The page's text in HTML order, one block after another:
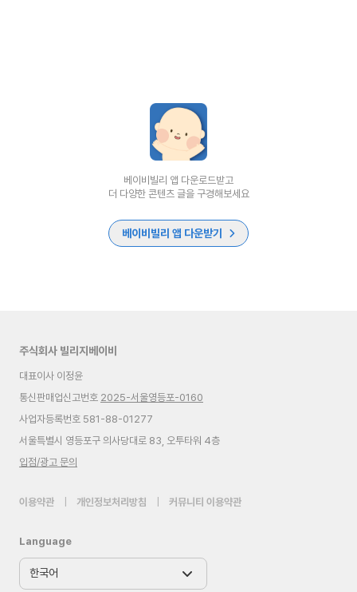
베이비빌리 앱 다운로드받고
더 다양한 콘텐츠 글을 구경해보세요
베이비빌리 앱 다운받기
주식회사 빌리지베이비
대표이사 이정윤
통신판매업신고번호 2025-서울영등포-0160
사업자등록번호 581-88-01277
서울특별시 영등포구 의사당대로 83, 오투타워 4층
입점/광고 문의
이용약관 개인정보처리방침 커뮤니티 이용약관
Language